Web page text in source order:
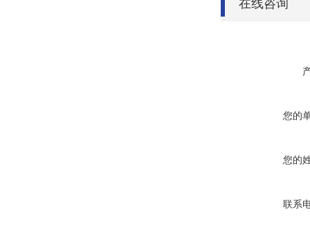
在线咨询
您的
您的
联系